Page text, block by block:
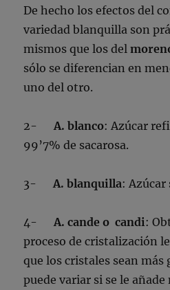
De hecho los efectos del
variedad blanquilla son
mismos que los del
sólo se diferencian en
uno del otro.
2-A. blanco: Azúcar
99’7% de sacarosa.
3-A. blanquilla:
4-A. cande o candi:
proceso de cristalización
que los cristales sean más
puede variar si se le